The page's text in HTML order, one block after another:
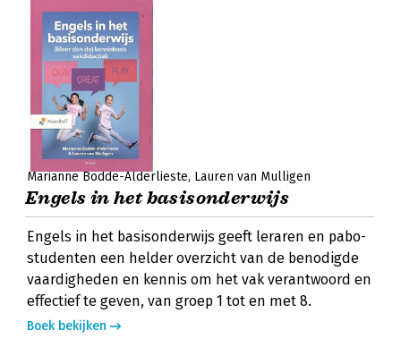
Marianne Bodde-Alderlieste Lauren van Mulligen
Engels in het basisonderwijs
Engels in het basisonderwijs geeft leraren en pabo-
studenten een helder overzicht van de benodigde
vaardigheden en kennis om het vak verantwoord en
effectief te geven, van groep 1 tot en met 8.
Boek bekijken